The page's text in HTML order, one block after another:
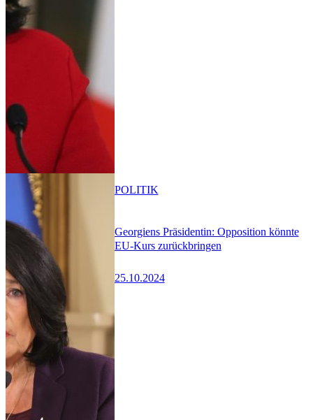
Georgiens Präsidentin: Opposition könnte
EU-Kurs zurückbringen
25.10.2024
POLITIK